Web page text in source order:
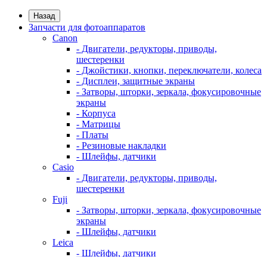
Назад
Запчасти для фотоаппаратов
Canon
- Двигатели, редукторы, приводы,
шестеренки
- Джойстики, кнопки, переключатели, колеса
- Дисплеи, защитные экраны
- Затворы, шторки, зеркала, фокусировочные
экраны
- Корпуса
- Матрицы
- Платы
- Резиновые накладки
- Шлейфы, датчики
Casio
- Двигатели, редукторы, приводы,
шестеренки
Fuji
- Затворы, шторки, зеркала, фокусировочные
экраны
- Шлейфы, датчики
Leica
- Шлейфы, датчики